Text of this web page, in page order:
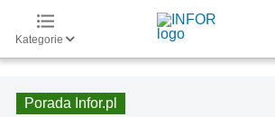
Kategorie
Porada Infor.pl